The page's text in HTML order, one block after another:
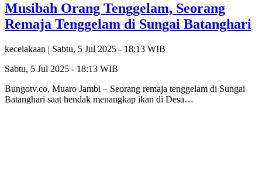
Musibah Orang Tenggelam, Seorang
Remaja Tenggelam di Sungai Batanghari
kecelakaan | Sabtu, 5 Jul 2025 - 18:13 WIB
Sabtu, 5 Jul 2025 - 18:13 WIB
Bungotv.co, Muaro Jambi – Seorang remaja tenggelam di Sungai
Batanghari saat hendak menangkap ikan di Desa…